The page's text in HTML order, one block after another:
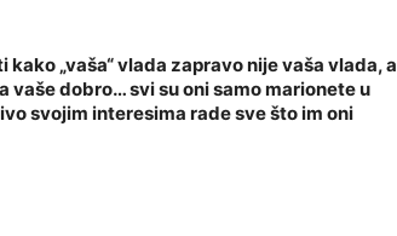
„vaša“ vlada zapravo nije vaša vlada, a
vaše dobro… svi su oni samo marionete u
svojim interesima rade sve što im oni